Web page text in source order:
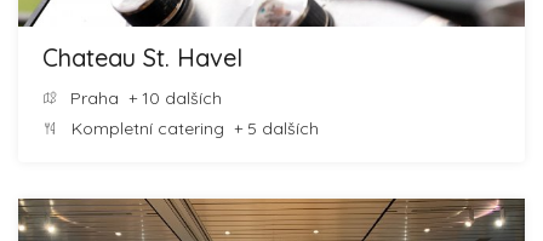
Chateau St. Havel
Praha + 10 dalších
Kompletní catering + 5 dalších